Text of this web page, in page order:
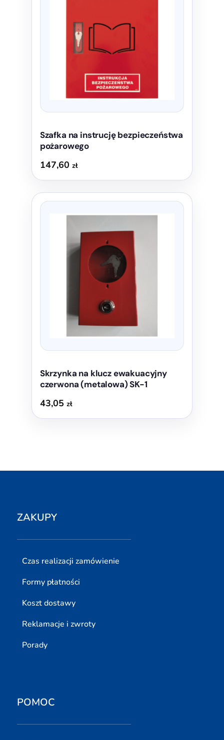
Szafka na instrucję bezpieczeństwa
pożarowego
147,60 zł
Skrzynka na klucz ewakuacyjny
czerwona (metalowa) SK-1
43,05 zł
ZAKUPY
Czas realizacji zamówienie
Formy płatności
Koszt dostawy
Reklamacje i zwroty
Porady
POMOC